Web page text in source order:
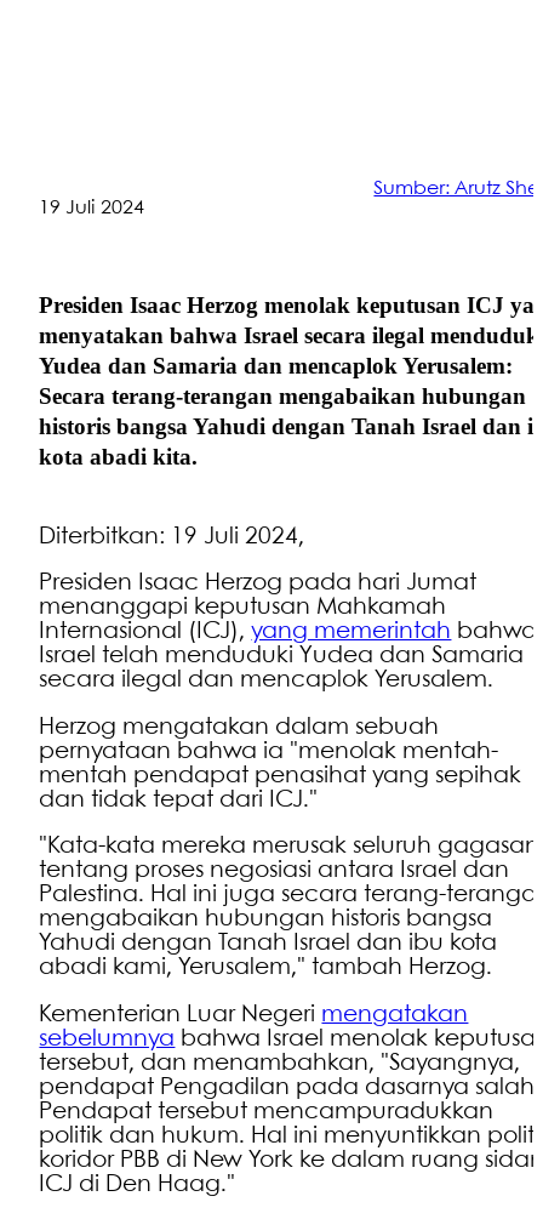
19 Juli 2024
Sumber: Arutz
Presiden Isaac Herzog menolak keputusan ICJ
menyatakan bahwa Israel secara ilegal
Yudea dan Samaria dan mencaplok Yerusalem:
Secara terang-terangan mengabaikan hubungan
historis bangsa Yahudi dengan Tanah Israel dan
kota abadi kita.
Diterbitkan: 19 Juli 2024,
Presiden Isaac Herzog pada hari Jumat
menanggapi keputusan Mahkamah
Internasional (ICJ),yang memerintah bahwa
Israel telah menduduki Yudea dan Samaria
secara ilegal dan mencaplok Yerusalem.
Herzog mengatakan dalam sebuah
pernyataan bahwa ia "menolak mentah-
mentah pendapat penasihat yang sepihak
dan tidak tepat dari ICJ."
"Kata-kata mereka merusak seluruh gagasan
tentang proses negosiasi antara Israel dan
Palestina. Hal ini juga secara terang-
mengabaikan hubungan historis bangsa
Yahudi dengan Tanah Israel dan ibu kota
abadi kami, Yerusalem," tambah Herzog.
Kementerian Luar Negeri mengatakan
sebelumnya bahwa Israel menolak
tersebut, dan menambahkan, "Sayangnya,
pendapat Pengadilan pada dasarnya salah.
Pendapat tersebut mencampuradukkan
politik dan hukum. Hal ini menyuntikkan
koridor PBB di New York ke dalam ruang
ICJ di Den Haag."